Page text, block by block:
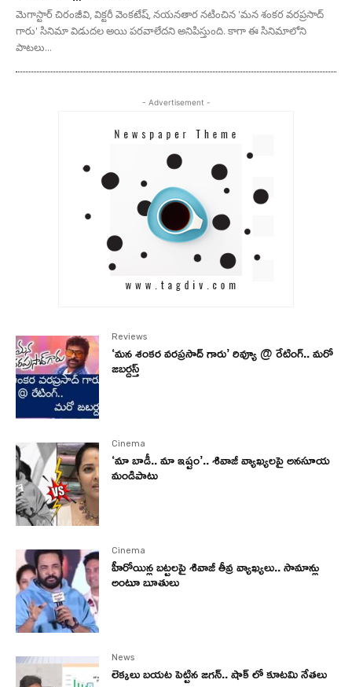
మెగాస్టార్ చిరంజీవి, విక్టరీ వెంకటేష్, నయనతార నటించిన 'మన శంకర వరప్రసాద్
గారు' సినిమా విడుదల అయి పరవాలేదని అనిపిస్తుంది. కాగా ఈ సినిమాలోని
పాటలు...
- Advertisement -
Reviews
‘మన శంకర వరప్రసాద్ గారు’ రివ్యూ @ రేటింగ్.. మరో
జబర్దస్త్
Cinema
‘మా బాడీ.. మా ఇష్టం’.. శివాజీ వ్యాఖ్యలపై అనసూయ
మండిపాటు
Cinema
హీరోయిన్ల బట్టలపై శివాజీ తీవ్ర వ్యాఖ్యలు.. సామాన్లు
అంటూ బూతులు
News
లెక్కలు బయట పెట్టిన జగన్.. షాక్ లో కూటమి నేతలు